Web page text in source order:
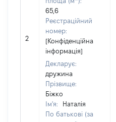
2
65,6
Реєстраційний
номер:
[Конфіденційна
інформація]
Декларує:
дружина
Прізвище:
Біжко
Ім'я:
Наталія
По батькові (за